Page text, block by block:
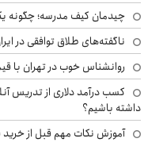
چیدمان کیف مدرسه؛ چگونه
ناگفته‌های طلاق توافقی در
روانشناس خوب در تهران با
کسب درآمد دلاری از تدریس
داشته باشیم؟
آموزش نکات مهم قبل از خرید